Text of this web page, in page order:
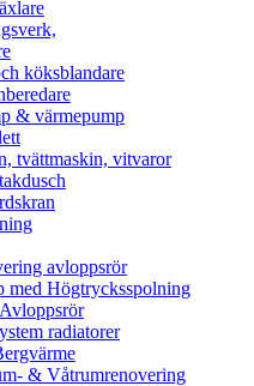
köksblandare
& värmepump
tvättmaskin, vitvaror
avloppsrör
med Högtrycksspolning
radiatorer
& Våtrumrenovering